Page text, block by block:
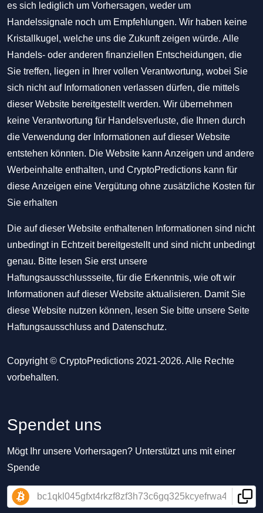
es sich lediglich um Vorhersagen, weder um
Handelssignale noch um Empfehlungen. Wir haben keine
Kristallkugel, welche uns die Zukunft zeigen würde. Alle
Handels- oder anderen finanziellen Entscheidungen, die
Sie treffen, liegen in Ihrer vollen Verantwortung, wobei Sie
sich nicht auf Informationen verlassen dürfen, die mittels
dieser Website bereitgestellt werden. Wir übernehmen
keine Verantwortung für Handelsverluste, die Ihnen durch
die Verwendung der Informationen auf dieser Website
entstehen könnten. Die Website kann Anzeigen und andere
Werbeinhalte enthalten, und CryptoPredictions kann für
diese Anzeigen eine Vergütung ohne zusätzliche Kosten für
Sie erhalten
Die auf dieser Website enthaltenen Informationen sind nicht
unbedingt in Echtzeit bereitgestellt und sind nicht unbedingt
genau. Bitte lesen Sie erst unsere
Haftungsausschlussseite, für die Erkenntnis, wie oft wir
Informationen auf dieser Website aktualisieren. Damit Sie
diese Website nutzen können, lesen Sie bitte unsere Seite
Haftungsausschluss and Datenschutz.
Copyright © CryptoPredictions 2021-2026. Alle Rechte
vorbehalten.
Spendet uns
Mögt Ihr unsere Vorhersagen? Unterstützt uns mit einer
Spende